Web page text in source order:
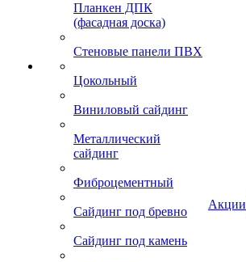
Планкен ДПК
(фасадная доска)
Стеновые панели ПВХ
Цокольный
Виниловый сайдинг
Металлический
сайдинг
Фиброцементный
Сайдинг под бревно
Сайдинг под камень
Акции